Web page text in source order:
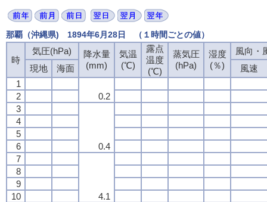
那覇（沖縄県) 1894年6月28日 （１時間ごとの値）
時
気圧(hPa)
降水量
(mm)
気温
(℃)
露点
温度
(℃)
蒸気圧
(hPa)
湿度
(％)
風向・
現地
海面
風速
1
0.2
2
3
0.4
4
5
6
7
4.1
8
9
10
時
気圧(hPa)
降水量
(mm)
気温
(℃)
露点
温度
(℃)
蒸気圧
(hPa)
湿度
(％)
風向・
現地
海面
風速
1
0.2
2
3
0.4
4
5
6
7
4.1
8
9
10
時
気圧(hPa)
降水量
(mm)
気温
(℃)
露点
温度
(℃)
蒸気圧
(hPa)
湿度
(％)
風向・
現地
海面
風速
1
0.2
2
3
0.4
4
5
6
7
4.1
8
9
10
時
気圧(hPa)
降水量
(mm)
気温
(℃)
露点
温度
(℃)
蒸気圧
(hPa)
湿度
(％)
風向・
現地
海面
風速
1
0.2
2
3
0.4
4
5
6
7
4.1
8
9
10